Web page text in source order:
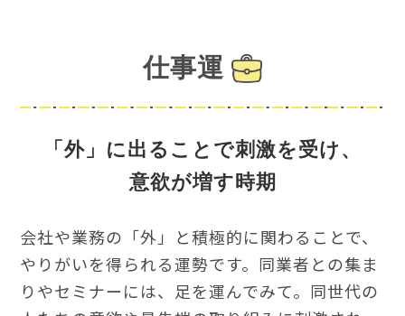
仕事運
「外」に出ることで刺激を受け、
意欲が増す時期
会社や業務の「外」と積極的に関わることで、
やりがいを得られる運勢です。同業者との集ま
りやセミナーには、足を運んでみて。同世代の